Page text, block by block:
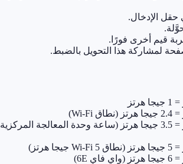
حقل الإدخال.
قيم أخرى فورًا.
لمشاركة هذا التحويل بالضبط.
3500 ميجا هرتز = 3.5 جيجا هرتز (ساعة وحدة المعالجة المركزية